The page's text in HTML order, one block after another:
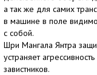
а так же для самих
в машине в поле
с собой.
Шри Мангала Янтра
устраняет
завистников.